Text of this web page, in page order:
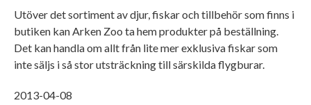
Utöver det sortiment av djur, fiskar och tillbehör som finns i
butiken kan Arken Zoo ta hem produkter på beställning.
Det kan handla om allt från lite mer exklusiva fiskar som
inte säljs i så stor utsträckning till särskilda flygburar.
2013-04-08